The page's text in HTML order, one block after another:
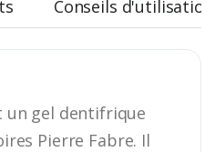
Conseils d'utilisation
un gel dentifrique
Pierre Fabre. Il